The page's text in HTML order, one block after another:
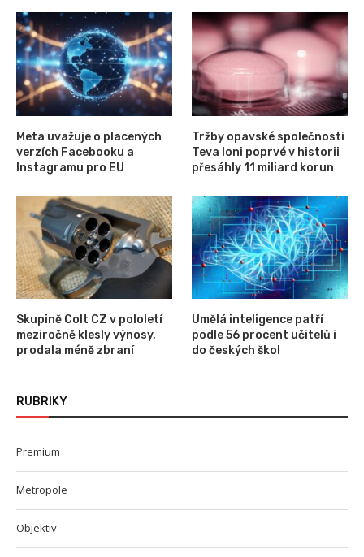
Meta uvažuje o placených
verzích Facebooku a
Instagramu pro EU
Tržby opavské společnosti
Teva loni poprvé v historii
přesáhly 11 miliard korun
Skupině Colt CZ v pololetí
meziročně klesly výnosy,
prodala méně zbraní
Umělá inteligence patří
podle 56 procent učitelů i
do českých škol
RUBRIKY
Premium
Metropole
Objektiv